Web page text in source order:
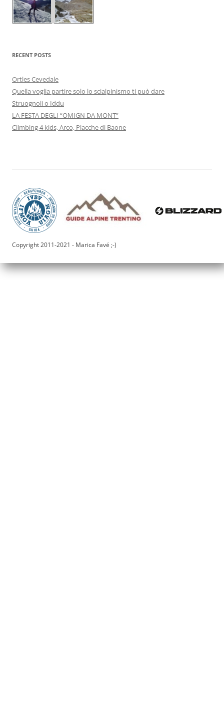
RECENT POSTS
Ortles Cevedale
Quella voglia partire solo lo scialpinismo ti può dare
Struognoli o Iddu
LA FESTA DEGLI “OMIGN DA MONT”
Climbing 4 kids, Arco, Placche di Baone
Copyright 2011-2021 - Marica Favé ;-)